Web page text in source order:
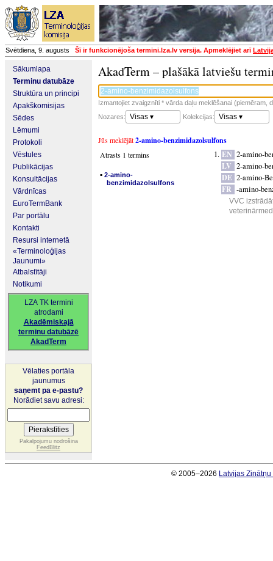
Svētdiena, 9. augusts Šī ir funkcionējoša termini.lza.lv versija. Apmeklējiet arī
Sākumlapa
Terminu datubāze
Struktūra un principi
Apakškomisijas
Sēdes
Lēmumi
Protokoli
Vēstules
Publikācijas
Konsultācijas
Vārdnīcas
EuroTermBank
Par portālu
Kontakti
Resursi internetā
«Terminoloģijas
Jaunumi»
Atbalstītāji
Notikumi
LZA TK termini
atrodami
Akadēmiskajā
terminu datubāzē
AkadTerm
Vēlaties portāla
jaunumus
saņemt pa e-pastu?
Norādiet savu adresi:
Pakalpojumu nodrošina
FeedBlitz
AkadTerm – plašākā latviešu
Izmantojiet zvaigznīti * vārda daļu meklēšanai (piemēram,
Nozares:
Visas ▾ Kolekcijas: Visas ▾
Jūs meklējāt2-amino-benzimidazolsulfons
Atrasts 1 termins
▪ 2-amino-
benzimidazolsulfons
EN 2-amino-
LV 2-amino-
DE 2-amino-
FR -amino-
VVC
© 2005–2026 Latvijas